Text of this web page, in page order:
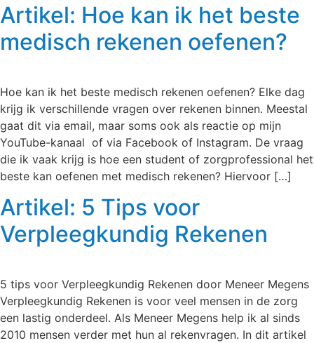
Artikel: Hoe kan ik het beste
medisch rekenen oefenen?
Hoe kan ik het beste medisch rekenen oefenen? Elke dag
krijg ik verschillende vragen over rekenen binnen. Meestal
gaat dit via email, maar soms ook als reactie op mijn
YouTube-kanaal of via Facebook of Instagram. De vraag
die ik vaak krijg is hoe een student of zorgprofessional het
beste kan oefenen met medisch rekenen? Hiervoor […]
Artikel: 5 Tips voor
Verpleegkundig Rekenen
5 tips voor Verpleegkundig Rekenen door Meneer Megens
Verpleegkundig Rekenen is voor veel mensen in de zorg
een lastig onderdeel. Als Meneer Megens help ik al sinds
2010 mensen verder met hun al rekenvragen. In dit artikel